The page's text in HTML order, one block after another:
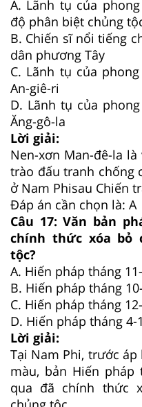
A. Lãnh tụ của
độ phân biệt chủng
B. Chiến sĩ nổi tiếng
dân phương Tây
C. Lãnh tụ của
An-giê-ri
D. Lãnh tụ của
Ăng-gô-la
Lời giải:
Nen-xơn Man-đê-la
trào đấu tranh chống
ở Nam Phisau Chiến
Đáp án cần chọn là: A
Câu 17: Văn bản
chính thức xóa bỏ
tộc?
A. Hiến pháp tháng
B. Hiến pháp tháng
C. Hiến pháp tháng
D. Hiến pháp tháng 4-
Lời giải:
Tại Nam Phi, trước
màu, bản Hiến pháp
qua đã chính thức